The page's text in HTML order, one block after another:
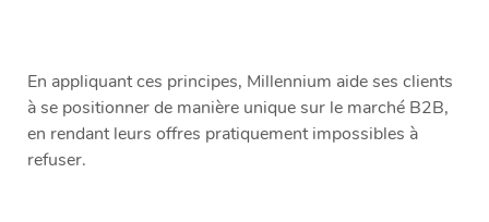
En appliquant ces principes, Millennium aide ses clients
à se positionner de manière unique sur le marché B2B,
en rendant leurs offres pratiquement impossibles à
refuser.